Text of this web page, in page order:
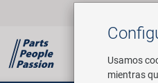
Usamos
mientras